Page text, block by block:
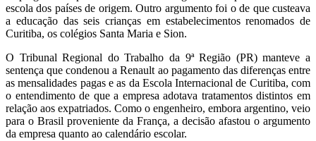
escola dos países de origem. Outro argumento foi o de que custeava
a educação das seis crianças em estabelecimentos renomados de
Curitiba, os colégios Santa Maria e Sion.
O Tribunal Regional do Trabalho da 9ª Região (PR) manteve a
sentença que condenou a Renault ao pagamento das diferenças entre
as mensalidades pagas e as da Escola Internacional de Curitiba, com
o entendimento de que a empresa adotava tratamentos distintos em
relação aos expatriados. Como o engenheiro, embora argentino, veio
para o Brasil proveniente da França, a decisão afastou o argumento
da empresa quanto ao calendário escolar.